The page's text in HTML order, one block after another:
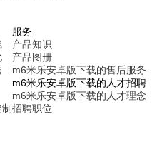
服务
产品知识
产品图册
m6米乐安卓版下载的售后服务
m6米乐安卓版下载的人才招聘
m6米乐安卓版下载的人才理念
招聘职位